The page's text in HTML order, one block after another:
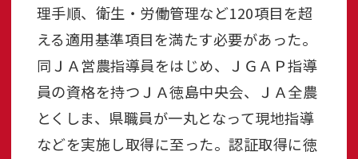
理手順、衛生・労働管理など120項目を超
える適用基準項目を満たす必要があった。
同ＪＡ営農指導員をはじめ、ＪＧＡＰ指導
員の資格を持つＪＡ徳島中央会、ＪＡ全農
とくしま、県職員が一丸となって現地指導
などを実施し取得に至った。認証取得に徳